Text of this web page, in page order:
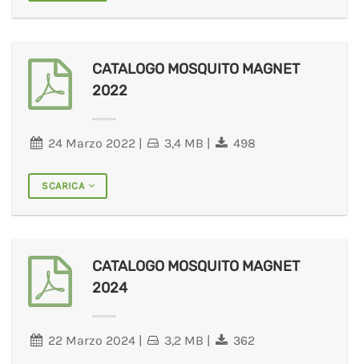
CATALOGO MOSQUITO MAGNET
2022
24 Marzo 2022| 3,4 MB | 498
SCARICA
CATALOGO MOSQUITO MAGNET
2024
22 Marzo 2024| 3,2 MB | 362